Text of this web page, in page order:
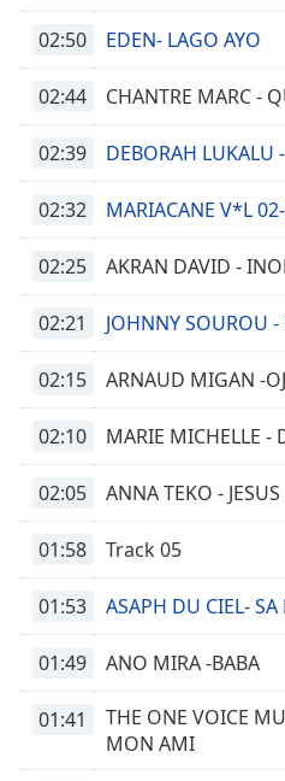
02:50 EDEN- LAGO AYO
02:44 CHANTRE MARC -
02:39 DEBORAH LUKALU
02:32 MARIACANE V*L
02:25 AKRAN DAVID -
02:21 JOHNNY SOUROU -
02:15 ARNAUD MIGAN -
02:10 MARIE MICHELLE -
02:05 ANNA TEKO -
01:58 Track 05
01:53 ASAPH DU CIEL- SA
01:49 ANO MIRA -BABA
01:41
THE ONE VOICE
MON AMI